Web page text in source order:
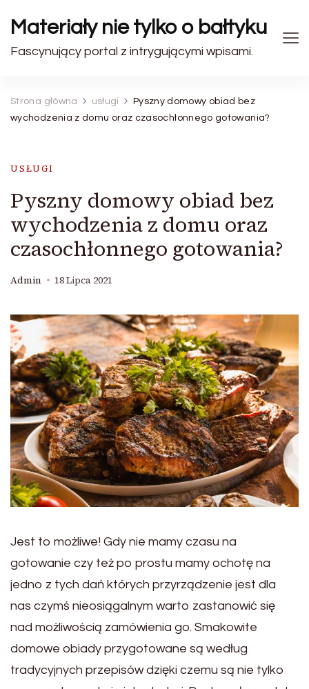
Materiały nie tylko o bałtyku
Fascynujący portal z intrygującymi wpisami.
Strona główna usługi
Pyszny domowy obiad bez
wychodzenia z domu oraz czasochłonnego gotowania?
USŁUGI
Pyszny domowy obiad bez
wychodzenia z domu oraz
czasochłonnego gotowania?
Admin 18 Lipca 2021
Jest to możliwe! Gdy nie mamy czasu na
gotowanie czy też po prostu mamy ochotę na
jedno z tych dań których przyrządzenie jest dla
nas czymś nieosiągalnym warto zastanowić się
nad możliwością zamówienia go. Smakowite
domowe obiady przygotowane są według
tradycyjnych przepisów dzięki czemu są nie tylko